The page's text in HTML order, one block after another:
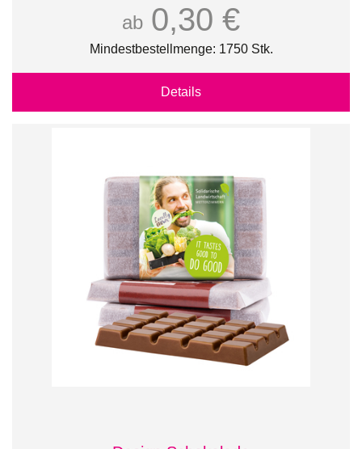
ab 0,30 €
Mindestbestellmenge: 1750 Stk.
Details